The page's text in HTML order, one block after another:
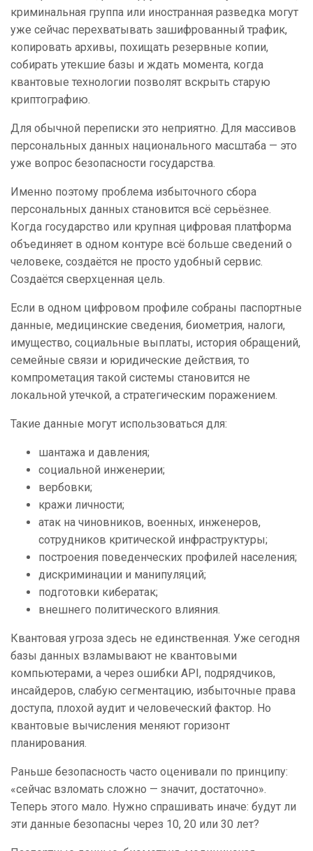
криминальная группа или иностранная разведка могут
уже сейчас перехватывать зашифрованный трафик,
копировать архивы, похищать резервные копии,
собирать утекшие базы и ждать момента, когда
квантовые технологии позволят вскрыть старую
криптографию.
Для обычной переписки это неприятно. Для массивов
персональных данных национального масштаба — это
уже вопрос безопасности государства.
Именно поэтому проблема избыточного сбора
персональных данных становится всё серьёзнее.
Когда государство или крупная цифровая платформа
объединяет в одном контуре всё больше сведений о
человеке, создаётся не просто удобный сервис.
Создаётся сверхценная цель.
Если в одном цифровом профиле собраны паспортные
данные, медицинские сведения, биометрия, налоги,
имущество, социальные выплаты, история обращений,
семейные связи и юридические действия, то
компрометация такой системы становится не
локальной утечкой, а стратегическим поражением.
Такие данные могут использоваться для:
шантажа и давления;
социальной инженерии;
вербовки;
кражи личности;
атак на чиновников, военных, инженеров,
сотрудников критической инфраструктуры;
построения поведенческих профилей населения;
дискриминации и манипуляций;
подготовки кибератак;
внешнего политического влияния.
Квантовая угроза здесь не единственная. Уже сегодня
базы данных взламывают не квантовыми
компьютерами, а через ошибки API, подрядчиков,
инсайдеров, слабую сегментацию, избыточные права
доступа, плохой аудит и человеческий фактор. Но
квантовые вычисления меняют горизонт
планирования.
Раньше безопасность часто оценивали по принципу:
«сейчас взломать сложно — значит, достаточно».
Теперь этого мало. Нужно спрашивать иначе: будут ли
эти данные безопасны через 10, 20 или 30 лет?